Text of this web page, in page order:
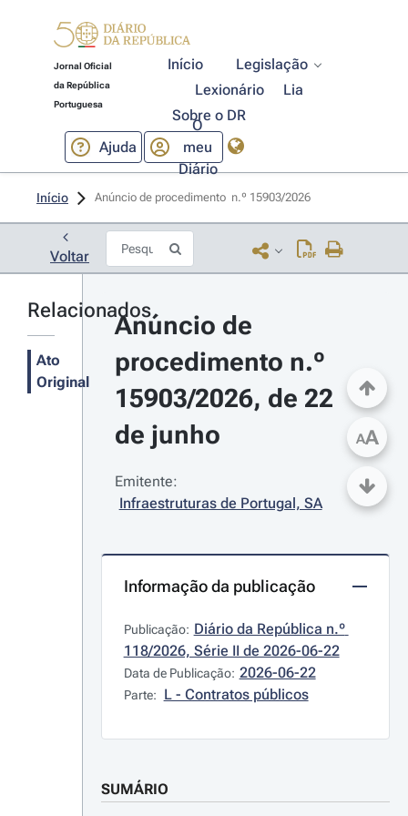
Jornal Oficial
da República
Portuguesa
Início
Legislação
Lexionário
Lia
Sobre o DR
Ajuda
O
meu
Diário
Início Anúncio de procedimento  n.º 15903/2026
Voltar
Relacionados
Ato
Original
Anúncio de
procedimento n.º
15903/2026, de 22
de junho
Emitente:
Infraestruturas de Portugal, SA
Informação da publicação
Publicação: Diário da República n.º
118/2026, Série II de 2026-06-22
Data de Publicação: 2026-06-22
Parte: L - Contratos públicos
SUMÁRIO
AA